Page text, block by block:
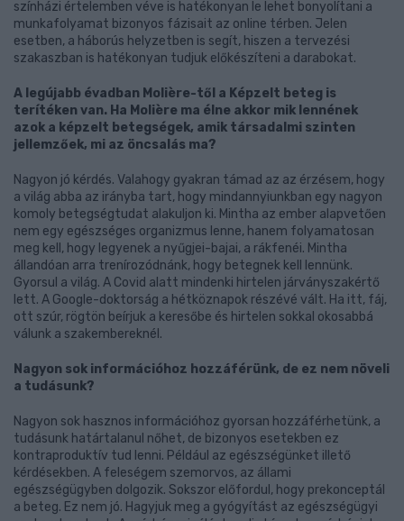
színházi értelemben véve is hatékonyan le lehet bonyolítani a
munkafolyamat bizonyos fázisait az online térben. Jelen
esetben, a háborús helyzetben is segít, hiszen a tervezési
szakaszban is hatékonyan tudjuk előkészíteni a darabokat.
A legújabb évadban Molière-től a Képzelt beteg is
terítéken van. Ha Molière ma élne akkor mik lennének
azok a képzelt betegségek, amik társadalmi szinten
jellemzőek, mi az öncsalás ma?
Nagyon jó kérdés. Valahogy gyakran támad az az érzésem, hogy
a világ abba az irányba tart, hogy mindannyiunkban egy nagyon
komoly betegségtudat alakuljon ki. Mintha az ember alapvetően
nem egy egészséges organizmus lenne, hanem folyamatosan
meg kell, hogy legyenek a nyűgjei-bajai, a rákfenéi. Mintha
állandóan arra trenírozódnánk, hogy betegnek kell lennünk.
Gyorsul a világ. A Covid alatt mindenki hirtelen járványszakértő
lett. A Google-doktorság a hétköznapok részévé vált. Ha itt, fáj,
ott szúr, rögtön beírjuk a keresőbe és hirtelen sokkal okosabbá
válunk a szakembereknél.
Nagyon sok információhoz hozzáférünk, de ez nem növeli
a tudásunk?
Nagyon sok hasznos információhoz gyorsan hozzáférhetünk, a
tudásunk határtalanul nőhet, de bizonyos esetekben ez
kontraproduktív tud lenni. Például az egészségünket illető
kérdésekben. A feleségem szemorvos, az állami
egészségügyben dolgozik. Sokszor előfordul, hogy prekonceptál
a beteg. Ez nem jó. Hagyjuk meg a gyógyítást az egészségügyi